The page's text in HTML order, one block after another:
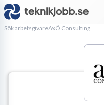
Sök arbetsgivareAxÖ Consulting